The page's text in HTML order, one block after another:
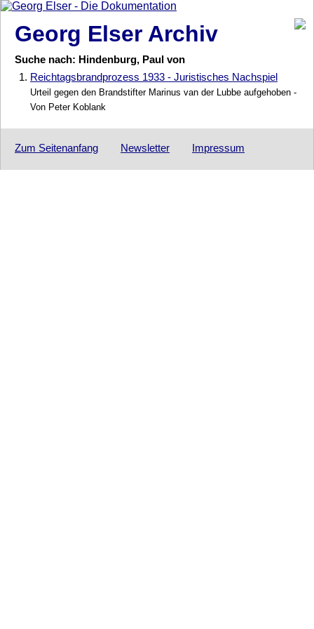
Georg Elser Archiv
Suche nach: Hindenburg, Paul von
1. Reichtagsbrandprozess 1933 - Juristisches Nachspiel
Urteil gegen den Brandstifter Marinus van der Lubbe aufgehoben -
Von Peter Koblank
Zum Seitenanfang Newsletter Impressum